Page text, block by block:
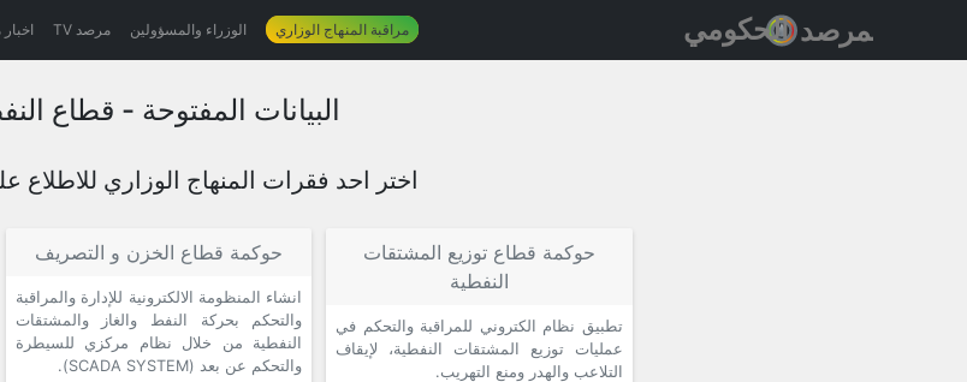
مرصد TV الوزراء والمسؤولين مراقبة المنهاج الوزاري
البيانات المفتوحة - قطاع
اختر احد فقرات المنهاج الوزاري للاطلاع
حوكمة قطاع توزيع المشتقات
النفطية
تطبيق نظام الكتروني للمراقبة والتحكم في
عمليات توزيع المشتقات النفطية، لإيقاف
التلاعب والهدر ومنع التهريب.
حوكمة قطاع الخزن و التصريف
انشاء المنظومة الالكترونية للإدارة والمراقبة
والتحكم بحركة النفط والغاز والمشتقات
النفطية من خلال نظام مركزي للسيطرة
والتحكم عن بعد (SCADA SYSTEM).